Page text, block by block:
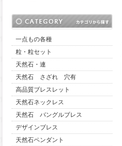
一点もの各種
粒・粒セット
天然石・連
天然石 さざれ 穴有
高品質ブレスレット
天然石ネックレス
天然石 バングルブレス
デザインブレス
天然石ペンダント